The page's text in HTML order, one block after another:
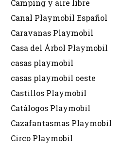
Camping y aire libre
Canal Playmobil Español
Caravanas Playmobil
Casa del Árbol Playmobil
casas playmobil
casas playmobil oeste
Castillos Playmobil
Catálogos Playmobil
Cazafantasmas Playmobil
Circo Playmobil